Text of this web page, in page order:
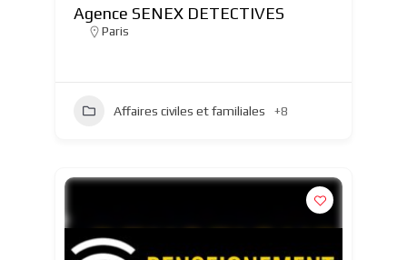
Agence SENEX DETECTIVES
Paris
Affaires civiles et familiales +8